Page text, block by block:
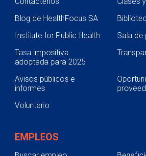
Blog de HealthFocus SA
Institute for Public Health
Sala de
Tasa impositiva
adoptada para 2025
Avisos públicos e
informes
Voluntario
EMPLEOS